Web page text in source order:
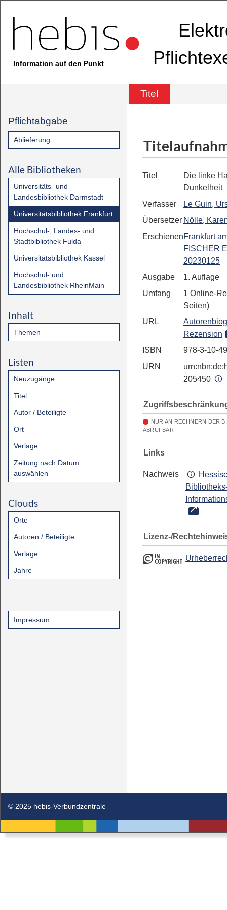
Information auf den Punkt
Titel
Pflichtabgabe
Ablieferung
Alle Bibliotheken
Universitäts- und
Landesbibliothek Darmstadt
Universitätsbibliothek Frankfurt
Hochschul-, Landes- und
Stadtbibliothek Fulda
Universitätsbibliothek Kassel
Hochschul- und
Landesbibliothek RheinMain
Inhalt
Themen
Listen
Neuzugänge
Titel
Autor / Beteiligte
Ort
Verlage
Zeitung nach Datum
auswählen
Clouds
Orte
Autoren / Beteiligte
Verlage
Jahre
Impressum
Titel
Die linke
Dunkelheit
Verfasser
Le Guin,
Übersetzer Nölle,
ErschienenFrankfurt
FISCHER
20230125
Ausgabe
1. Auflage
Umfang
1 Online-
Seiten)
URL
Rezension
ISBN
978-3-10-
URN
205450
NUR AN RECHNERN DER
ABRUFBAR
Links
Nachweis
Lizenz-/
© 2025 hebis-Verbundzentrale